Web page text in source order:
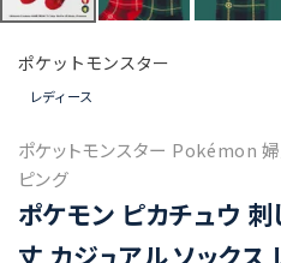
ポケットモンスター
レディース
ポケットモンスター Pokémon
ピング
ポケモン ピカチュウ